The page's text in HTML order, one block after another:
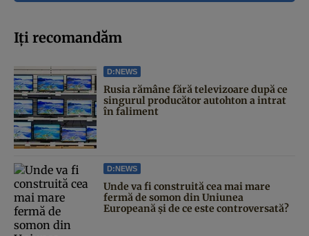
Iți recomandăm
D:NEWS
Rusia rămâne fără televizoare după ce
singurul producător autohton a intrat
în faliment
D:NEWS
Unde va fi construită cea mai mare
fermă de somon din Uniunea
Europeană și de ce este controversată?